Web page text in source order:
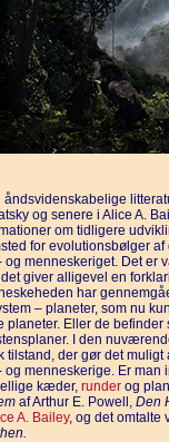
åndsvidenskabelige
og senere i Alice A.
om tidligere
for evolutionsbølger
og menneskeriget. Det er
giver alligevel en
har
– planeter, som nu
planeter. Eller de
I den
tilstand, der gør det
og menneskerige. Er man
kæder, runder og
af Arthur E. Powell, Den
A. Bailey, og det